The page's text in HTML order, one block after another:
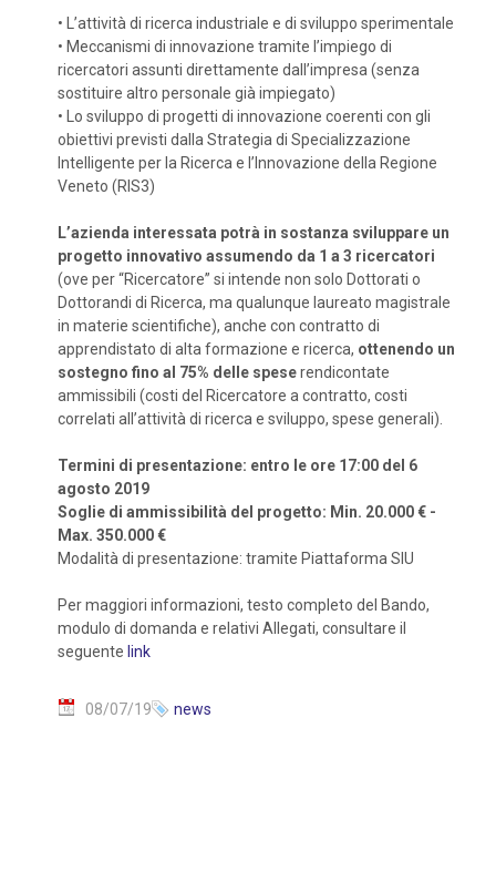
• L’attività di ricerca industriale e di sviluppo sperimentale
• Meccanismi di innovazione tramite l’impiego di
ricercatori assunti direttamente dall’impresa (senza
sostituire altro personale già impiegato)
• Lo sviluppo di progetti di innovazione coerenti con gli
obiettivi previsti dalla Strategia di Specializzazione
Intelligente per la Ricerca e l’Innovazione della Regione
Veneto (RIS3)
L’azienda interessata potrà in sostanza sviluppare un
progetto innovativo assumendo da 1 a 3 ricercatori
(ove per “Ricercatore” si intende non solo Dottorati o
Dottorandi di Ricerca, ma qualunque laureato magistrale
in materie scientifiche), anche con contratto di
apprendistato di alta formazione e ricerca, ottenendo un
sostegno fino al 75% delle speserendicontate
ammissibili (costi del Ricercatore a contratto, costi
correlati all’attività di ricerca e sviluppo, spese generali).
Termini di presentazione: entro le ore 17:00 del 6
agosto 2019
Soglie di ammissibilità del progetto: Min. 20.000 € -
Max. 350.000 €
Modalità di presentazione: tramite Piattaforma SIU
Per maggiori informazioni, testo completo del Bando,
modulo di domanda e relativi Allegati, consultare il
seguente link
08/07/19 news